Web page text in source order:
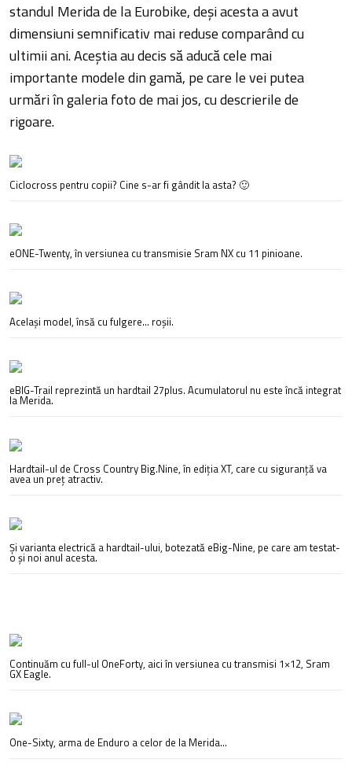
standul Merida de la Eurobike, deși acesta a avut
dimensiuni semnificativ mai reduse comparând cu
ultimii ani. Aceștia au decis să aducă cele mai
importante modele din gamă, pe care le vei putea
urmări în galeria foto de mai jos, cu descrierile de
rigoare.
Ciclocross pentru copii? Cine s-ar fi gândit la asta? 🙂
eONE-Twenty, în versiunea cu transmisie Sram NX cu 11 pinioane.
Același model, însă cu fulgere… roșii.
eBIG-Trail reprezintă un hardtail 27plus. Acumulatorul nu este încă integrat
la Merida.
Hardtail-ul de Cross Country Big.Nine, în ediția XT, care cu siguranță va
avea un preț atractiv.
Și varianta electrică a hardtail-ului, botezată eBig-Nine, pe care am testat-
o și noi anul acesta.
Continuăm cu full-ul OneForty, aici în versiunea cu transmisi 1×12, Sram
GX Eagle.
One-Sixty, arma de Enduro a celor de la Merida…